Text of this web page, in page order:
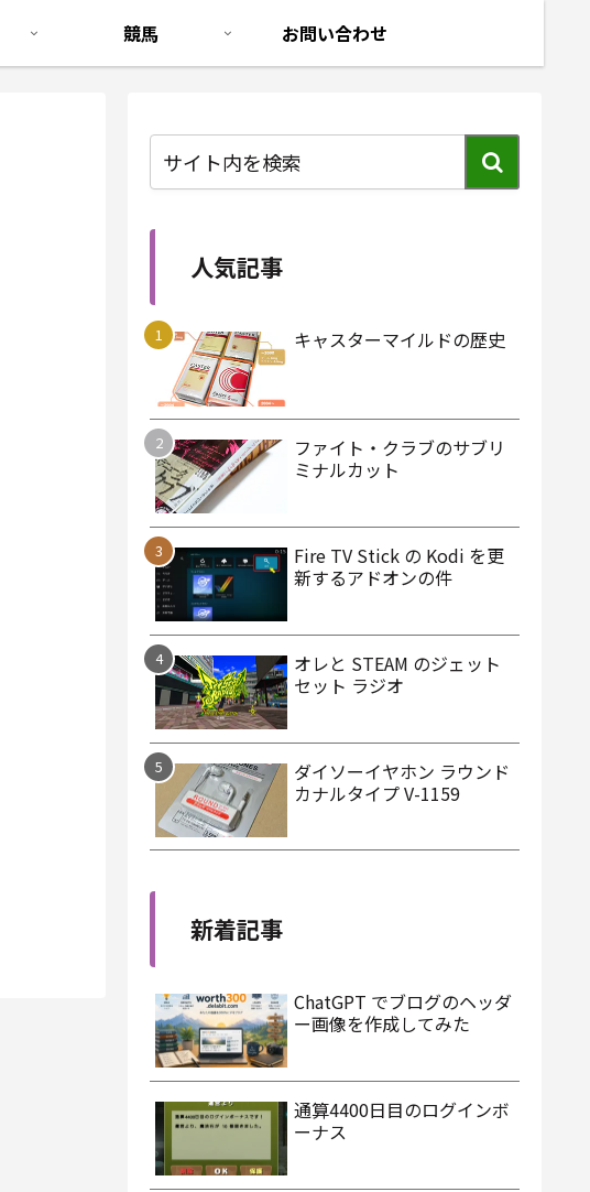
競馬 お問い合わせ
人気記事
キャスターマイルドの歴史
ファイト・クラブのサブリ
ミナルカット
Fire TV Stick の Kodi を更
新するアドオンの件
オレと STEAM のジェット
セット ラジオ
ダイソーイヤホン ラウンド
カナルタイプ V-1159
新着記事
ChatGPT でブログのヘッダ
ー画像を作成してみた
通算4400日目のログインボ
ーナス